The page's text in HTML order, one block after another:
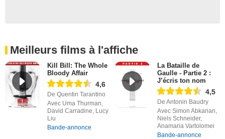
Meilleurs films à l'affiche
Kill Bill: The Whole
Bloody Affair
4,6
De Quentin Tarantino
Avec Uma Thurman,
David Carradine, Lucy
Liu
Bande-annonce
La Bataille de
Gaulle - Partie 2 :
J’écris ton nom
4,5
De Antonin Baudry
Avec Simon Abkarian,
Niels Schneider,
Anamaria Vartolomei
Bande-annonce